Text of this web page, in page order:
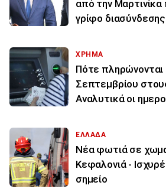
από την
γρίφο
ΧΡΗΜΑ
Πότε πληρώνονται
Σεπτεμβρίου
Αναλυτικά οι
ΕΛΛΑΔΑ
Νέα φωτιά σε
Κεφαλονιά -
σημείο